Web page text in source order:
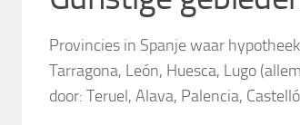
Provincies in Spanje waar
Tarragona, León, Huesca, Lugo
door: Teruel, Alava, Palencia,